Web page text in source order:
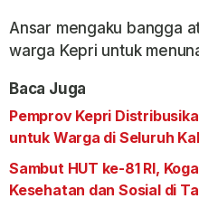
Ansar mengaku bangga
warga Kepri untuk
Baca Juga
Pemprov Kepri
untuk Warga di Seluruh
Sambut HUT ke-81 RI,
Kesehatan dan Sosial di